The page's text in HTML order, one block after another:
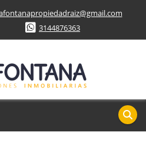
3144876363